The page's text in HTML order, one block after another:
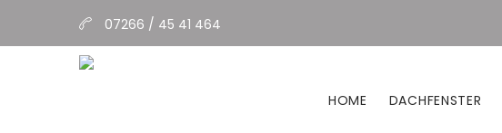
07266 / 45 41 464
HOME DACHFENSTER